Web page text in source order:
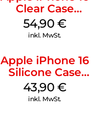
Clear Case
MagSafe
Transparent
54,90 €
inkl. MwSt.
Apple iPhone 16
Silicone Case
MagSafe Plum
43,90 €
inkl. MwSt.